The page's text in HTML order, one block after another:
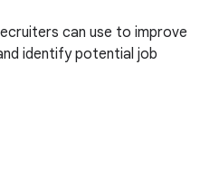
can use to improve
identify potential job